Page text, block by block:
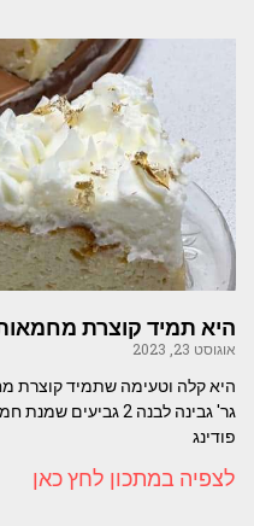
היא תמיד קוצרת
אוגוסט 23, 2023
פודינג
לצפיה במתכון לחץ כאן